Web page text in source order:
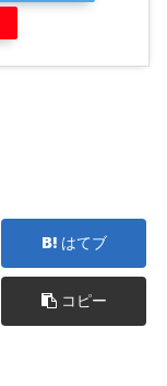
はてブ
コピー